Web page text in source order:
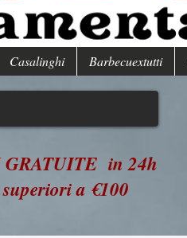
Casalinghi Barbecuextutti
in 24h
a €100